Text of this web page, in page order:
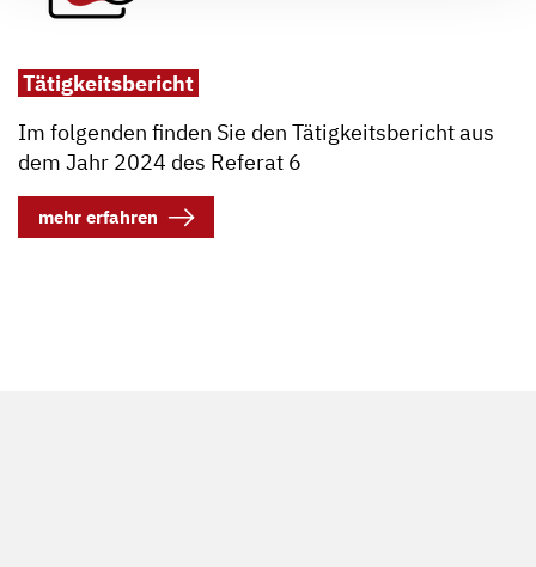
Tätigkeitsbericht
Im folgenden finden Sie den Tätigkeitsbericht aus
dem Jahr 2024 des Referat 6
mehr erfahren